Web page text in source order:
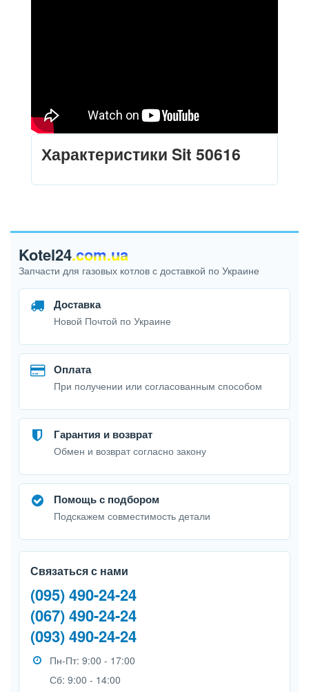
Характеристики Sit 50616
Kotel24.com.ua
Запчасти для газовых котлов с доставкой по Украине
Доставка
Новой Почтой по Украине
Оплата
При получении или согласованным способом
Гарантия и возврат
Обмен и возврат согласно закону
Помощь с подбором
Подскажем совместимость детали
Связаться с нами
(095) 490-24-24
(067) 490-24-24
(093) 490-24-24
Пн-Пт: 9:00 - 17:00
Сб: 9:00 - 14:00